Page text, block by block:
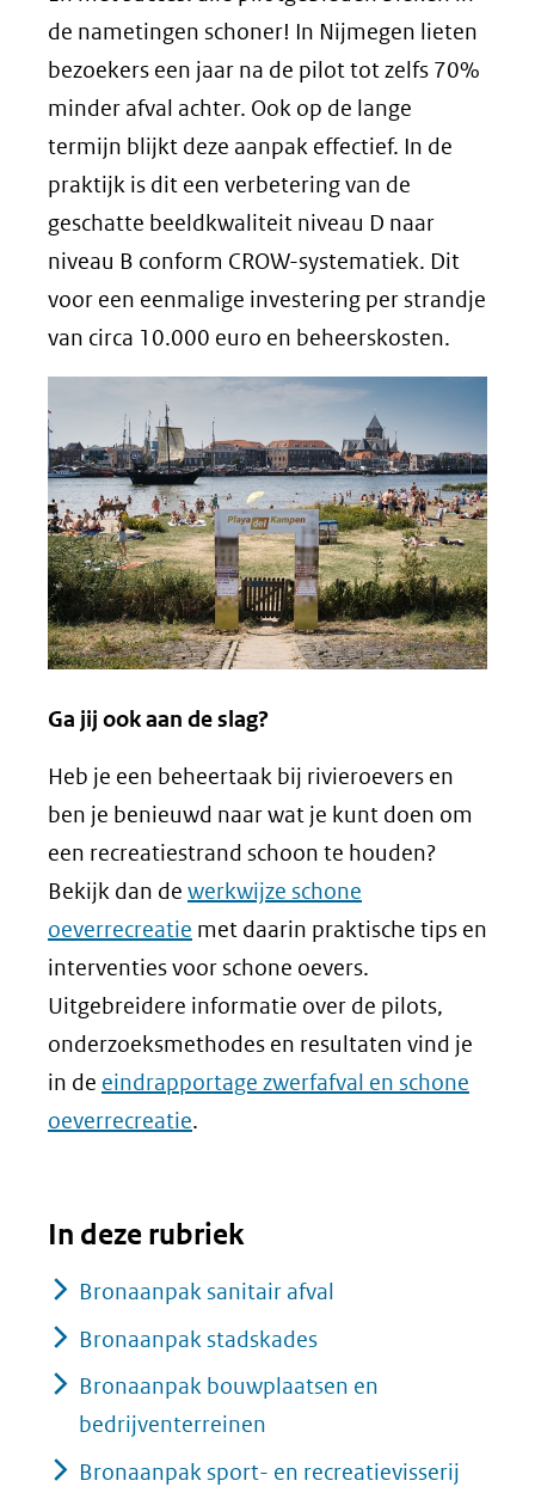
de nametingen schoner! In Nijmegen lieten
bezoekers een jaar na de pilot tot zelfs 70%
minder afval achter. Ook op de lange
termijn blijkt deze aanpak effectief. In de
praktijk is dit een verbetering van de
geschatte beeldkwaliteit niveau D naar
niveau B conform CROW-systematiek. Dit
voor een eenmalige investering per strandje
van circa 10.000 euro en beheerskosten.
Ga jij ook aan de slag?
Heb je een beheertaak bij rivieroevers en
ben je benieuwd naar wat je kunt doen om
een recreatiestrand schoon te houden?
Bekijk dan de werkwijze schone
oeverrecreatie met daarin praktische tips en
interventies voor schone oevers.
Uitgebreidere informatie over de pilots,
onderzoeksmethodes en resultaten vind je
in de eindrapportage zwerfafval en schone
oeverrecreatie.
In deze rubriek
Bronaanpak sanitair afval
Bronaanpak stadskades
Bronaanpak bouwplaatsen en
bedrijventerreinen
Bronaanpak sport- en recreatievisserij